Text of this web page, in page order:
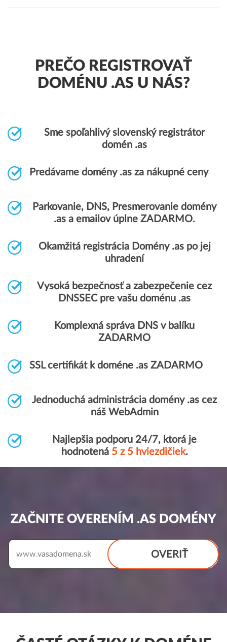
PREČO REGISTROVAŤ
DOMÉNU .AS U NÁS?
Sme spoľahlivý slovenský registrátor
domén .as
Predávame domény .as za nákupné ceny
Parkovanie, DNS, Presmerovanie domény
.as a emailov úplne ZADARMO.
Okamžitá registrácia Domény .as po jej
uhradení
Vysoká bezpečnosť a zabezpečenie cez
DNSSEC pre vašu doménu .as
Komplexná správa DNS v balíku
ZADARMO
SSL certifikát k doméne .as ZADARMO
Jednoduchá administrácia domény .as cez
náš WebAdmin
Najlepšia podporu 24/7, ktorá je
hodnotená 5 z 5 hviezdičiek.
ZAČNITE OVERENÍM .AS DOMÉNY
OVERIŤ
www.